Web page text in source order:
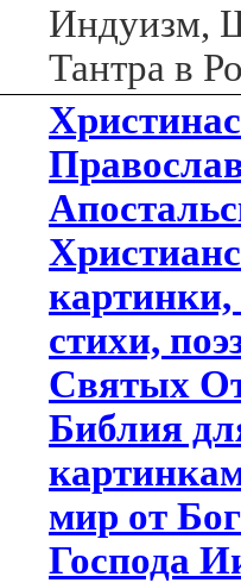
Индуизм,
Тантра в
стихи,
Святых
Библия
мир от
Господа